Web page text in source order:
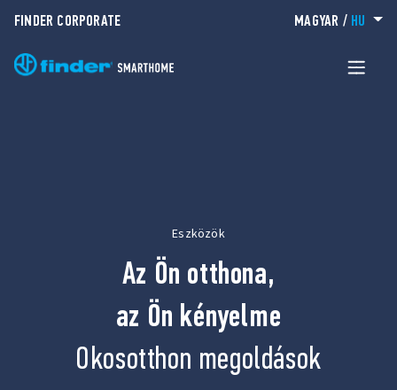
FINDER CORPORATE MAGYAR / HU
Eszközök
Az Ön otthona,
az Ön kényelme
Okosotthon megoldások